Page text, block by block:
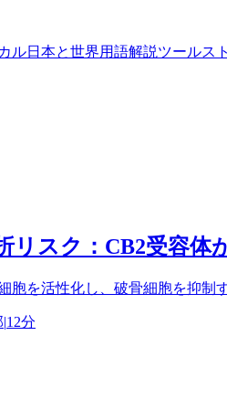
ル日本と世界用語解説ツールス
リスク：CB2受容体
胞を活性化し、破骨細胞を抑制
|12分